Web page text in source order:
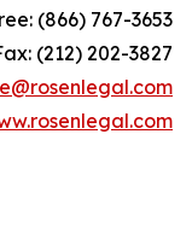
(866) 767-3653
(212) 202-3827